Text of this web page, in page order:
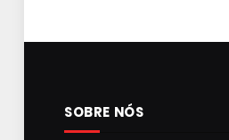
SOBRE NÓS